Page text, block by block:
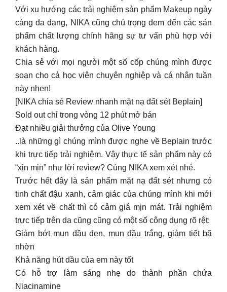
soạn cho cả học viên chuyên nghiệp và cá nhân tuần
này nhen!
[NIKA chia sẻ Review nhanh mặt nạ đất sét Beplain]
Sold out chỉ trong vòng 12 phút mở bán
Đạt nhiều giải thưởng của Olive Young
..là những gì chúng mình được nghe về Beplain trước
khi trực tiếp trải nghiệm. Vậy thực tế sản phẩm này có
“xịn mịn” như lời review? Cùng NIKA xem xét nhé.
Trước hết đây là sản phẩm mặt nạ đất sét nhưng có
tinh chất đậu xanh, cảm giác của chúng mình khi mới
xem xét về chất thì có cảm giá mịn mát. Trải nghiệm
trực tiếp trên da cũng cũng có một số công dụng rõ rệt:
Giảm bớt mụn đầu đen, mụn đầu trắng, giảm tiết bã
nhờn
Khả năng hút dầu của em này tốt
Có hỗ trợ làm sáng nhẹ do thành phần chứa
Niacinamine
Mùi dễ chịu
Tuy chưa có dấu hiệu châm chích nhưng NIKA cũng
gợi ý bạn không để mặt nạ quá lâu để khô da và cần
quan sát tình trạng da để xem sự phù hợp với da
nhen.